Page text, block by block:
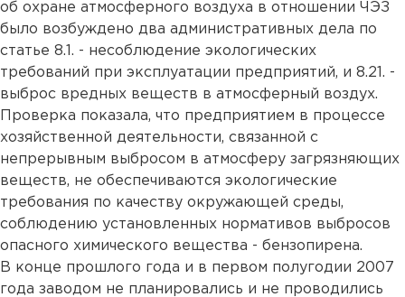
об охране атмосферного воздуха в отношении ЧЭЗ
было возбуждено два административных дела по
статье 8.1. - несоблюдение экологических
требований при эксплуатации предприятий, и 8.21. -
выброс вредных веществ в атмосферный воздух.
Проверка показала, что предприятием в процессе
хозяйственной деятельности, связанной с
непрерывным выбросом в атмосферу загрязняющих
веществ, не обеспечиваются экологические
требования по качеству окружающей среды,
соблюдению установленных нормативов выбросов
опасного химического вещества - бензопирена.
В конце прошлого года и в первом полугодии 2007
года заводом не планировались и не проводились